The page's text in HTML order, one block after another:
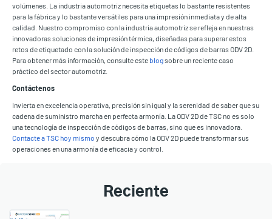
volúmenes. La industria automotriz necesita etiquetas lo bastante resistentes
para la fábrica y lo bastante versátiles para una impresión inmediata y de alta
calidad. Nuestro compromiso con la industria automotriz se refleja en nuestras
innovadoras soluciones de impresión térmica, diseñadas para superar estos
retos de etiquetado con la solución de inspección de códigos de barras ODV 2D.
Para obtener más información, consulte este blogsobre un reciente caso
práctico del sector automotriz.
Contáctenos
Invierta en excelencia operativa, precisión sin igual y la serenidad de saber que su
cadena de suministro marcha en perfecta armonía. La ODV 2D de TSC no es solo
una tecnología de inspección de códigos de barras, sino que es innovadora.
Contacte a TSC hoy mismo y descubra cómo la ODV 2D puede transformar sus
operaciones en una armonía de eficacia y control.
Reciente